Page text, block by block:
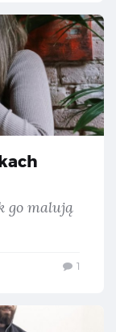
go malują
1